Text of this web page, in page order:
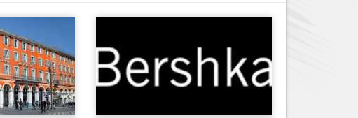
Commerces
Mode, ...
Nice le Vieux Nice
Nice les Collines Niçoises
Nice le petit Marais Niçois